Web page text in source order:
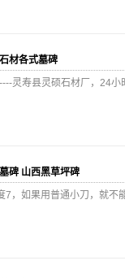
材各式墓碑
灵寿县灵硕石材厂，24
碑 山西黑草坪碑
7，如果用普通小刀，就不